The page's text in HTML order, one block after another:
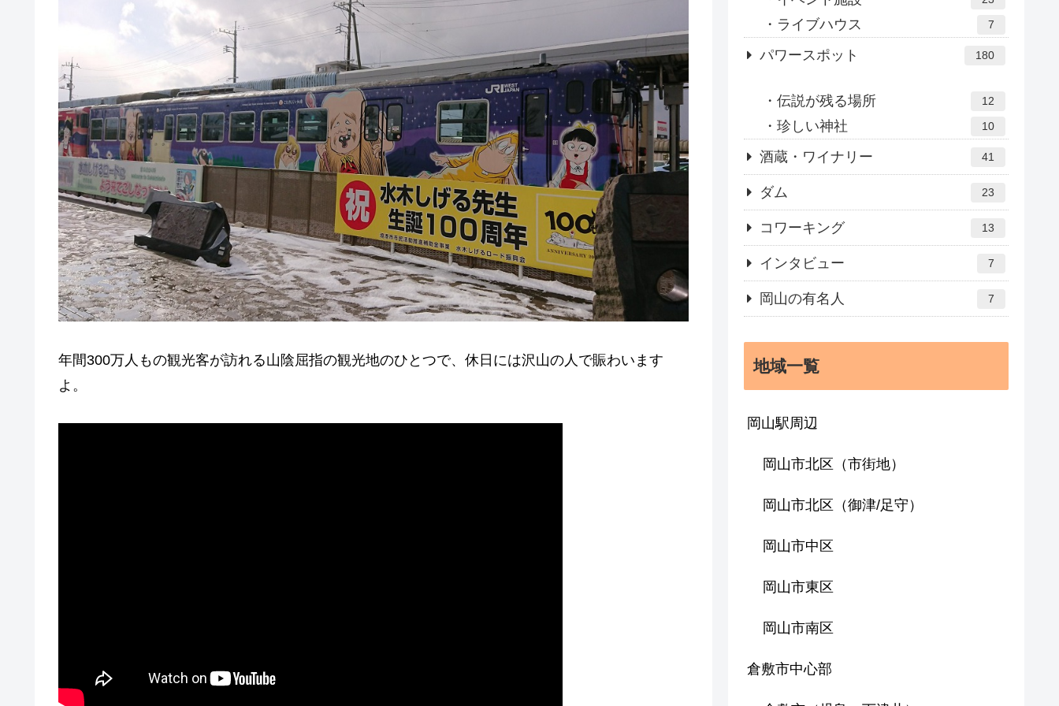
年間300万人もの観光客が訪れる山陰屈指の観光地のひとつで、休日には沢山の人で賑わいます
よ。
ライブハウス 7
パワースポット 180
伝説が残る場所 12
珍しい神社 10
酒蔵・ワイナリー 41
ダム 23
コワーキング 13
インタビュー 7
岡山の有名人 7
地域一覧
岡山駅周辺
岡山市北区（市街地）
岡山市北区（御津/足守）
岡山市中区
岡山市東区
岡山市南区
倉敷市中心部